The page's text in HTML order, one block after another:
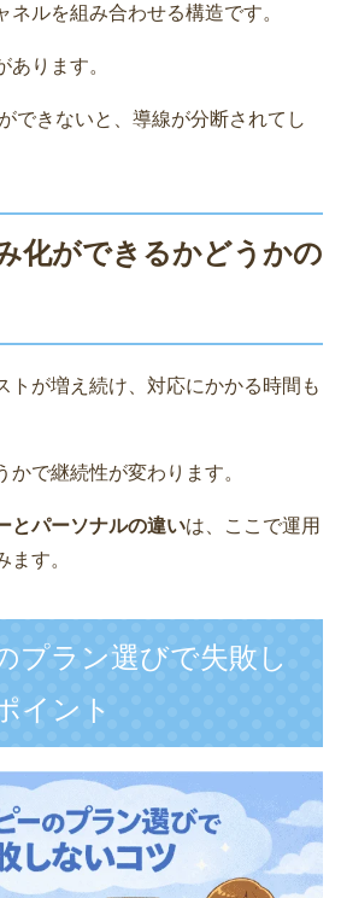
ネルを組み合わせる構造です。
あります。
できないと、導線が分断されてし
化ができるかどうかの
トが増え続け、対応にかかる時間も
かで継続性が変わります。
とパーソナルの違いは、ここで運用
す。
プラン選びで失敗し
イント